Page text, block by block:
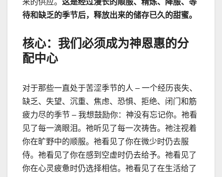
来的供应。 这是经过漫长的顺服、精炼、降服、等
待和缺乏的季节后，释放出来的储存已久的甜蜜。
核心：我们必须成为神恩惠的分
配中心
对于那些一直处于苦涩季节的人 – 一个经历丧失、
缺乏、失望、沉重、焦虑、恐惧、拒绝、闭门和筋
疲力尽的季节 – 我想鼓励你：神没有忘记你。祂看
见了每一滴眼泪。祂听见了每一次祷告。祂注视着
你在旷野中的顺服。祂看见了你在微少时仍去服
侍。祂看见了你在感到空虚时仍去给予。祂看见了
你在心灵疲惫时仍选择相信。祂看见了在生活给了